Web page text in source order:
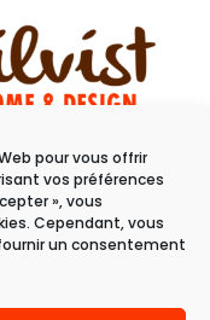
pour vous offrir
vos préférences
», vous
Cependant, vous
un consentement
11 rue du raisin
68100 Mulhouse
au samedi